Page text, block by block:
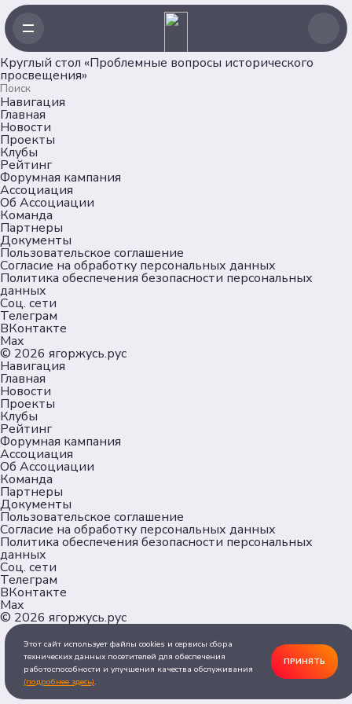
Круглый стол «Проблемные вопросы исторического
просвещения»
Навигация
Главная
Новости
Проекты
Клубы
Рейтинг
Форумная кампания
Ассоциация
Об Ассоциации
Команда
Партнеры
Документы
Пользовательское соглашение
Согласие на обработку персональных данных
Политика обеспечения безопасности персональных
данных
Соц. сети
Телеграм
ВКонтакте
Max
© 2026 ягоржусь.рус
Навигация
Главная
Новости
Проекты
Клубы
Рейтинг
Форумная кампания
Ассоциация
Об Ассоциации
Команда
Партнеры
Документы
Пользовательское соглашение
Согласие на обработку персональных данных
Политика обеспечения безопасности персональных
данных
Соц. сети
Телеграм
ВКонтакте
Max
© 2026 ягоржусь.рус
Этот сайт использует файлы cookies и сервисы сбора
технических данных посетителей для обеспечения
работоспособности и улучшения качества обслуживания
(подробнее здесь).
ПРИНЯТЬ